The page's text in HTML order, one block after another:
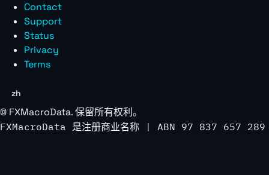
Contact
Support
Status
Privacy
Terms
zh
© FXMacroData. 保留所有权利。
FXMacroData 是注册商业名称 | ABN 97 837 657 289